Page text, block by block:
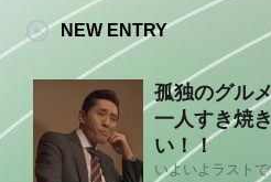
NEW ENTRY
孤独のグル
一人すき焼
い！！
いよいよラスト